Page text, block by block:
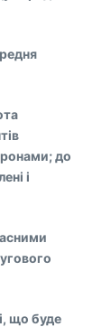
до
і
що буде